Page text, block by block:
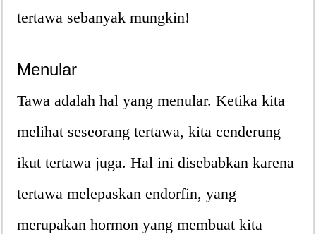
tertawa sebanyak mungkin!
Menular
Tawa adalah hal yang menular. Ketika kita
melihat seseorang tertawa, kita cenderung
ikut tertawa juga. Hal ini disebabkan karena
tertawa melepaskan endorfin, yang
merupakan hormon yang membuat kita